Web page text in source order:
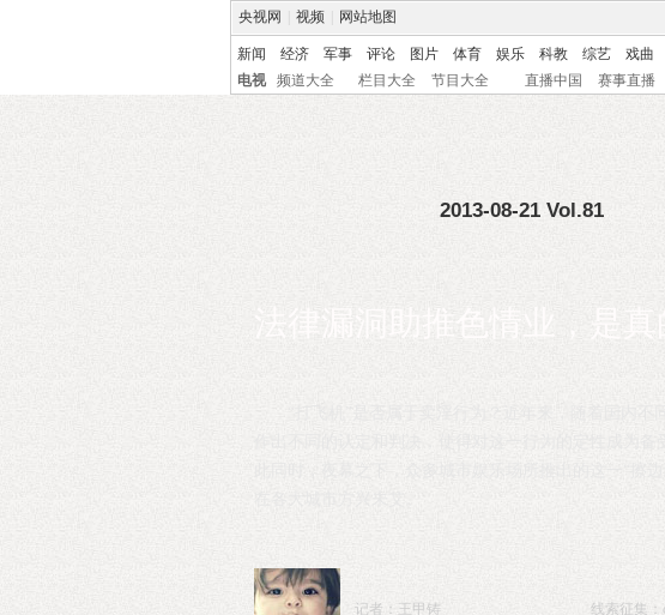
央视网 视频 网站地图
新闻 经济 军事 评论 图片 体育 娱乐 科教 综艺 戏曲
电视
频道大全 栏目大全 节目大全 直播中国 赛事直播
2013-08-21 Vol.81
法律漏洞助推色情业，是真
记者：王甲铸
线索征集：